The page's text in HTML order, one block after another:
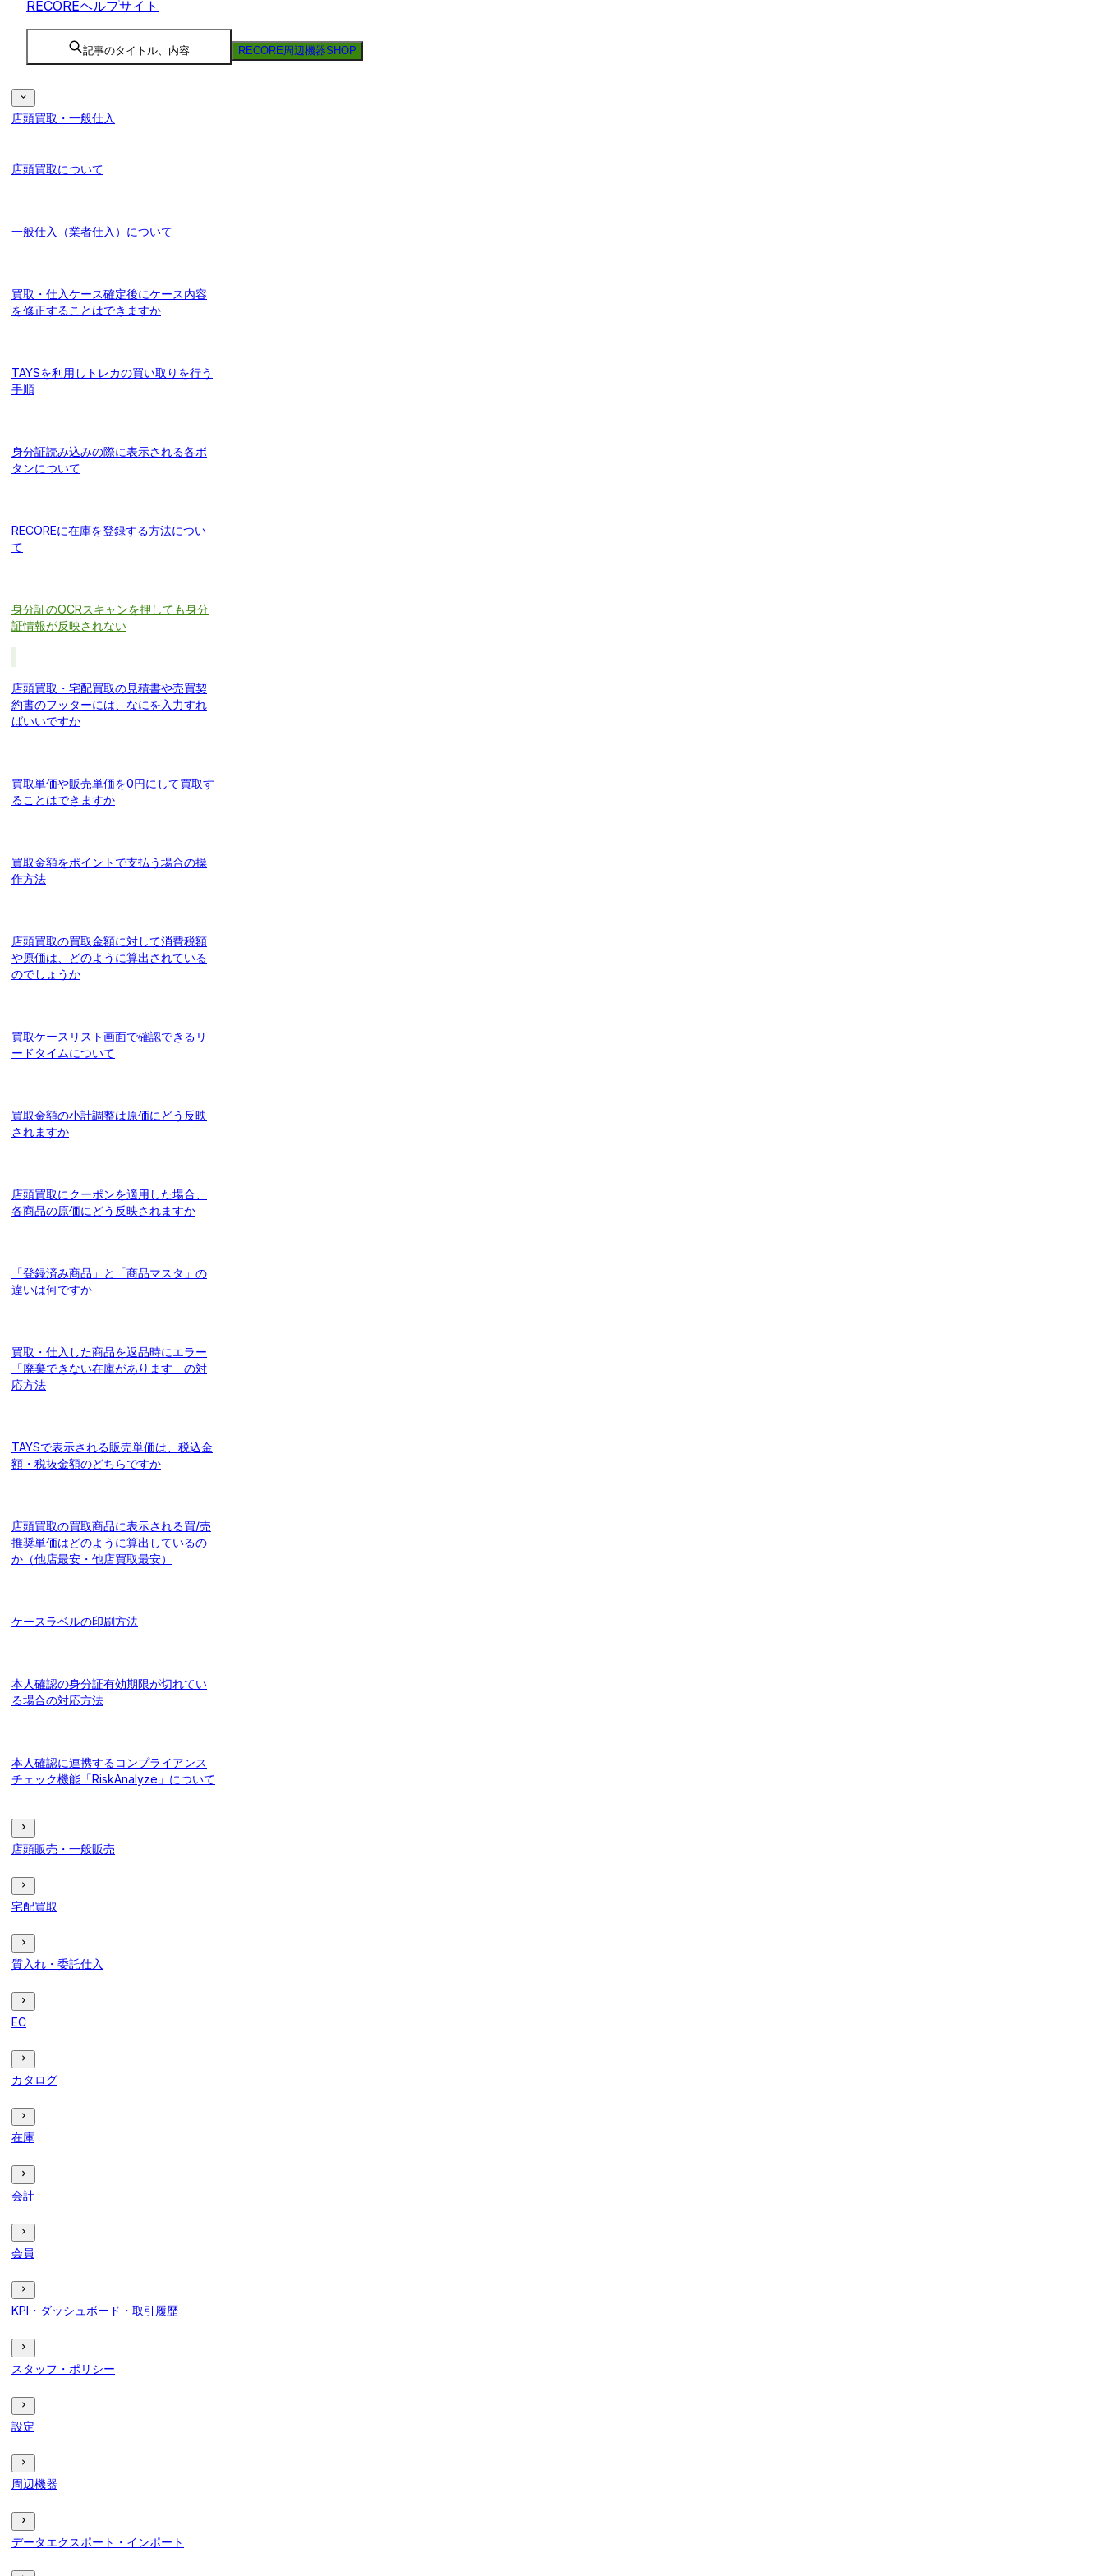
RECOREヘルプサイト
記事のタイトル、内容 RECORE周辺機器SHOP
店頭買取・一般仕入
店頭買取について
一般仕入（業者仕入）について
買取・仕入ケース確定後にケース内容
を修正することはできますか
TAYSを利用しトレカの買い取りを行う
手順
身分証読み込みの際に表示される各ボ
タンについて
RECOREに在庫を登録する方法につい
て
身分証のOCRスキャンを押しても身分
証情報が反映されない
店頭買取・宅配買取の見積書や売買契
約書のフッターには、なにを入力すれ
ばいいですか
買取単価や販売単価を0円にして買取す
ることはできますか
買取金額をポイントで支払う場合の操
作方法
店頭買取の買取金額に対して消費税額
や原価は、どのように算出されている
のでしょうか
買取ケースリスト画面で確認できるリ
ードタイムについて
買取金額の小計調整は原価にどう反映
されますか
店頭買取にクーポンを適用した場合、
各商品の原価にどう反映されますか
「登録済み商品」と「商品マスタ」の
違いは何ですか
買取・仕入した商品を返品時にエラー
「廃棄できない在庫があります」の対
応方法
TAYSで表示される販売単価は、税込金
額・税抜金額のどちらですか
店頭買取の買取商品に表示される買/売
推奨単価はどのように算出しているの
か（他店最安・他店買取最安）
ケースラベルの印刷方法
本人確認の身分証有効期限が切れてい
る場合の対応方法
本人確認に連携するコンプライアンス
チェック機能「RiskAnalyze」について
店頭販売・一般販売
宅配買取
質入れ・委託仕入
EC
カタログ
在庫
会計
会員
KPI・ダッシュボード・取引履歴
スタッフ・ポリシー
設定
周辺機器
データエクスポート・インポート